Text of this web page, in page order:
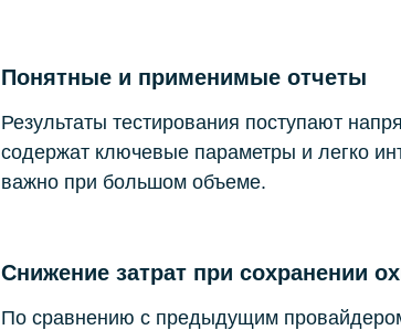
Понятные и применимые отчеты
Результаты тестирования поступают
содержат ключевые параметры и легко
важно при большом объеме.
Снижение затрат при сохранении
По сравнению с предыдущим